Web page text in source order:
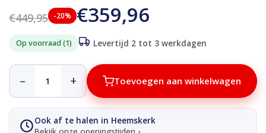
€449,95 -20% €359,96
Op voorraad (1) Levertijd 2 tot 3 werkdagen
– + Toevoegen aan winkelwagen
Ook af te halen in Heemskerk